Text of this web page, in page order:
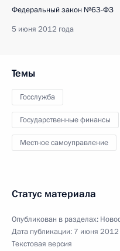
Федеральный закон №63-ФЗ
5 июня 2012 года
Темы
Госслужба
Государственные финансы
Местное самоуправление
Статус материала
Опубликован в разделах:
Дата публикации: 7 июня 2012
Текстовая версия